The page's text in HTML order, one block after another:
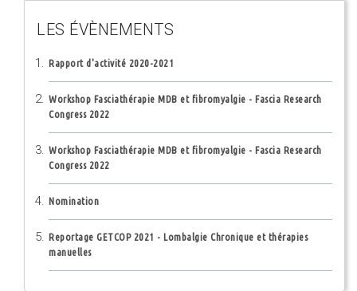
LES ÉVÈNEMENTS
Rapport d'activité 2020-2021
Workshop Fasciathérapie MDB et fibromyalgie - Fascia Research
Congress 2022
Workshop Fasciathérapie MDB et fibromyalgie - Fascia Research
Congress 2022
Nomination
Reportage GETCOP 2021 - Lombalgie Chronique et thérapies
manuelles